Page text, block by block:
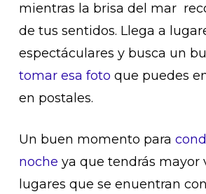
mientras la brisa del mar
de tus sentidos. Llega a
espectáculares y busca un
tomar esa foto que puedes
en postales.
Un buen momento para
noche ya que tendrás mayor
lugares que se enuentran